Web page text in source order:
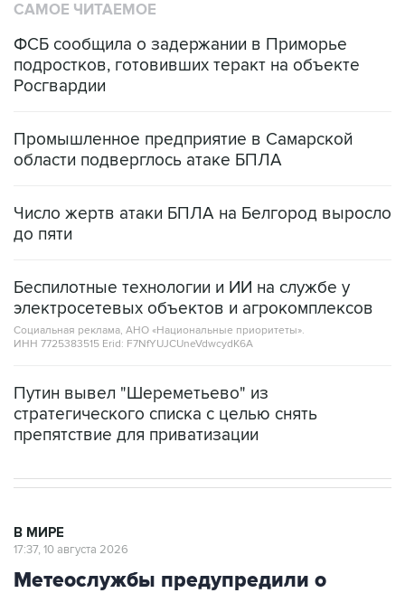
САМОЕ ЧИТАЕМОЕ
ФСБ сообщила о задержании в Приморье
подростков, готовивших теракт на объекте
Росгвардии
Промышленное предприятие в Самарской
области подверглось атаке БПЛА
Число жертв атаки БПЛА на Белгород выросло
до пяти
Беспилотные технологии и ИИ на службе у
электросетевых объектов и агрокомплексов
Социальная реклама, АНО «Национальные приоритеты».
ИНН 7725383515 Erid: F7NfYUJCUneVdwcydK6A
Путин вывел "Шереметьево" из
стратегического списка с целью снять
препятствие для приватизации
В МИРЕ
17:37, 10 августа 2026
Метеослужбы предупредили о